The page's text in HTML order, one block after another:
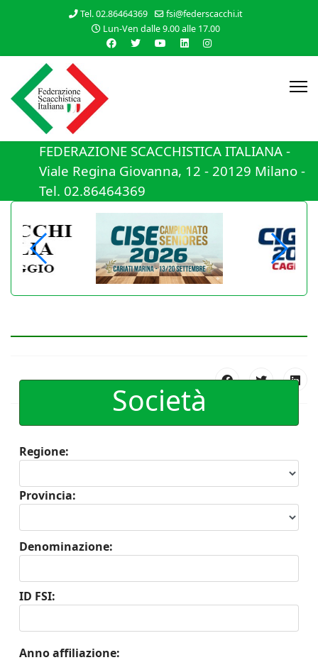
Tel. 02.86464369
fsi@federscacchi.it
Lun-Ven dalle 9.00 alle 17.00
FEDERAZIONE SCACCHISTICA ITALIANA -
Viale Regina Giovanna, 12 - 20129 Milano -
Tel. 02.86464369
Società
Regione:
Provincia:
Denominazione:
ID FSI:
Anno affiliazione: